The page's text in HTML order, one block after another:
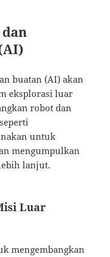
buatan (AI) akan
eksplorasi luar
robot dan
untuk
mengumpulkan
lanjut.
Luar
mengembangkan